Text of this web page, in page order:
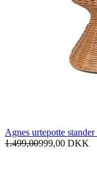
Agnes urtepotte
1.499,00999,00 DKK